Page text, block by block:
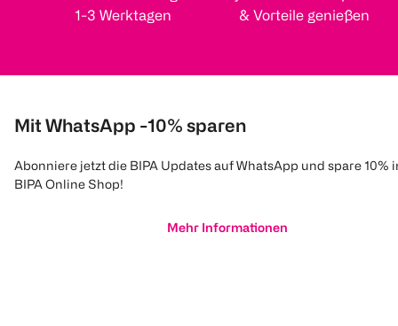
1-3 Werktagen
& Vorteile genießen
Mit WhatsApp -10% sparen
Abonniere jetzt die BIPA Updates auf WhatsApp und spare 10%
BIPA Online Shop!
Mehr Informationen